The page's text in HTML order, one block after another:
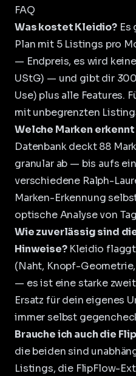
FAQ
Was kostet Kleidio?Es
Plan mit 5 Listings pro
— Endpreis, es wird
UStG) — und gibt dir
Use) plus alle Features.
mit unbegrenzten
Welche Marken
Datenbank deckt 88
granular ab — bis aufs
verschiedene Ralph-
Marken-Erkennung
optische Analyse von
Wie zuverlässig sind
Hinweise?Kleidio
(Naht, Knopf-
— es ist eine starke
Ersatz für dein eigenes
immer selbst
Brauche ich auch die
die beiden sind
Listings, die FlipFlow-